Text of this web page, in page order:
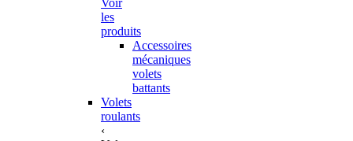
les
produits
Accessoires
mécaniques
volets
battants
Volets
roulants
‹